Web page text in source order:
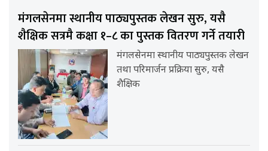
मंगलसेनमा स्थानीय पाठ्यपुस्तक लेखन सुरु, यसै
शैक्षिक सत्रमै कक्षा १–८ का पुस्तक वितरण गर्ने तयारी
मंगलसेनमा स्थानीय पाठ्यपुस्तक लेखन
तथा परिमार्जन प्रक्रिया सुरु, यसै
शैक्षिक